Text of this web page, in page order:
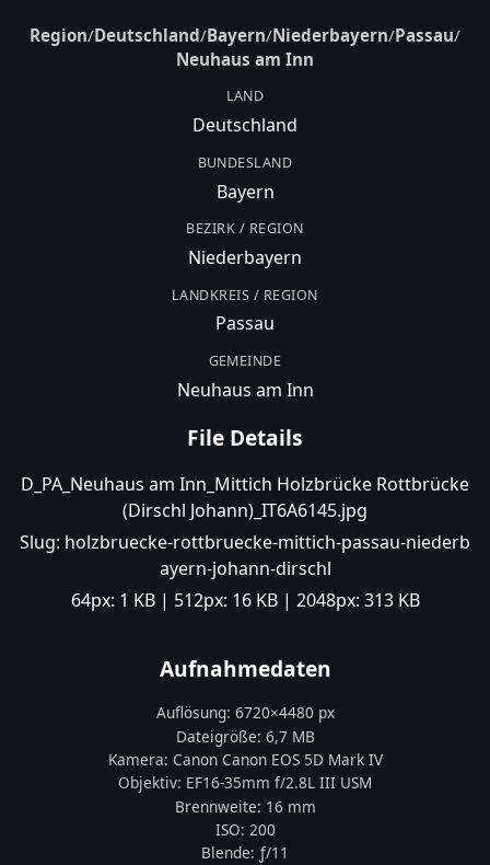
Region/Deutschland/Bayern/Niederbayern/Passau/
Neuhaus am Inn
LAND
Deutschland
BUNDESLAND
Bayern
BEZIRK / REGION
Niederbayern
LANDKREIS / REGION
Passau
GEMEINDE
Neuhaus am Inn
File Details
D_PA_Neuhaus am Inn_Mittich Holzbrücke Rottbrücke
(Dirschl Johann)_IT6A6145.jpg
Slug: holzbruecke-rottbruecke-mittich-passau-niederb
ayern-johann-dirschl
64px: 1 KB| 512px: 16 KB| 2048px: 313 KB
Aufnahmedaten
Auflösung: 6720×4480 px
Dateigröße: 6,7 MB
Kamera: CanonCanon EOS 5D Mark IV
Objektiv: EF16-35mm f/2.8L III USM
Brennweite: 16 mm
ISO: 200
Blende: ƒ/11